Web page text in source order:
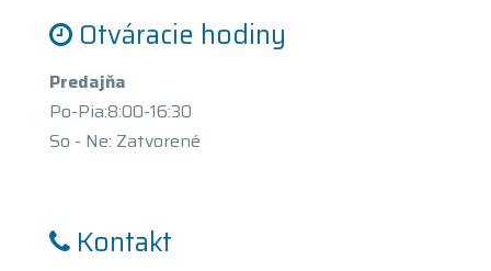
Otváracie hodiny
Predajňa
Po-Pia:8:00-16:30
So - Ne: Zatvorené
Kontakt